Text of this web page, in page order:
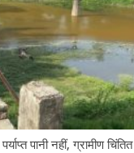
पानी नहीं, ग्रामीण चिंतित